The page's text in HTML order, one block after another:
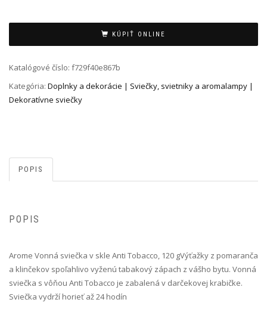
KÚPIŤ ONLINE
Katalógové číslo: f729f40e867b
Kategória: Doplnky a dekorácie | Sviečky, svietniky a aromalampy |
Dekoratívne sviečky
POPIS
POPIS
Arome Vonná sviečka v skle Anti Tobacco, 120 g Výťažky z pomaranča
a klinčekov spoľahlivo vyženú tabakový zápach z vášho bytu. Vonná
sviečka s vôňou Anti Tobacco je zabalená v darčekovej krabičke.
Sviečka vydrží horieť až 24 hodín